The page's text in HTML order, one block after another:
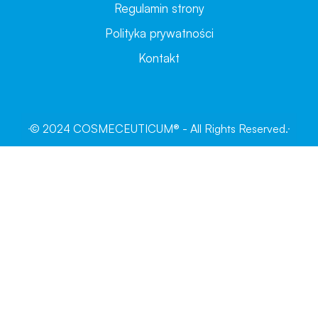
Regulamin strony
Polityka prywatności
Kontakt
© 2024 COSMECEUTICUM® - All Rights Reserved.